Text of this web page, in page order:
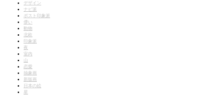
デザイン
ナビ派
ポスト印象派
儚い
動物
北欧
印象派
夜
室内
山
恋愛
抽象画
新版画
日本の絵
星